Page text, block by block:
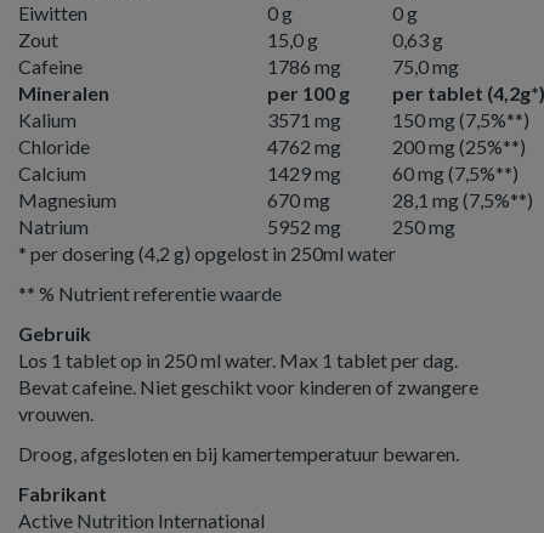
Eiwitten
0 g
0 g
Zout
15,0 g
0,63 g
Cafeine
1786 mg
75,0 mg
Mineralen
per 100 g
per tablet (4,2g*)
Kalium
3571 mg
150 mg (7,5%**)
Chloride
4762 mg
200 mg (25%**)
Calcium
1429 mg
60 mg (7,5%**)
Magnesium
670 mg
28,1 mg (7,5%**)
Natrium
5952 mg
250 mg
* per dosering (4,2 g) opgelost in 250ml water
** % Nutrient referentie waarde
Gebruik
Los 1 tablet op in 250 ml water. Max 1 tablet per dag.
Bevat cafeine. Niet geschikt voor kinderen of zwangere
vrouwen.
Droog, afgesloten en bij kamertemperatuur bewaren.
Fabrikant
Active Nutrition International